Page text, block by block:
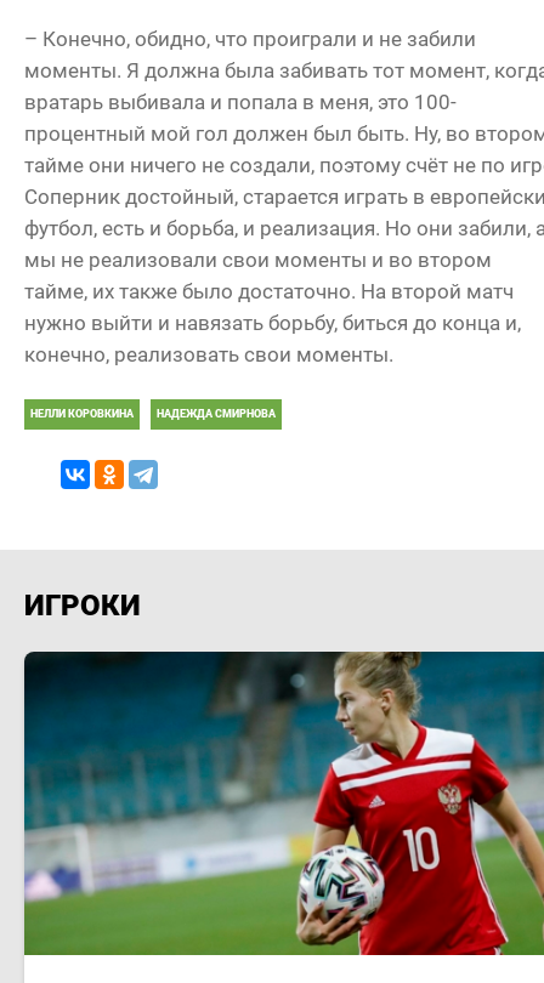
– Конечно, обидно, что проиграли и не забили
моменты. Я должна была забивать тот момент,
вратарь выбивала и попала в меня, это 100-
процентный мой гол должен был быть. Ну, во
тайме они ничего не создали, поэтому счёт не по
Соперник достойный, старается играть в
футбол, есть и борьба, и реализация. Но они забили,
мы не реализовали свои моменты и во втором
тайме, их также было достаточно. На второй матч
нужно выйти и навязать борьбу, биться до конца и,
конечно, реализовать свои моменты.
НЕЛЛИ КОРОВКИНА НАДЕЖДА СМИРНОВА
ИГРОКИ